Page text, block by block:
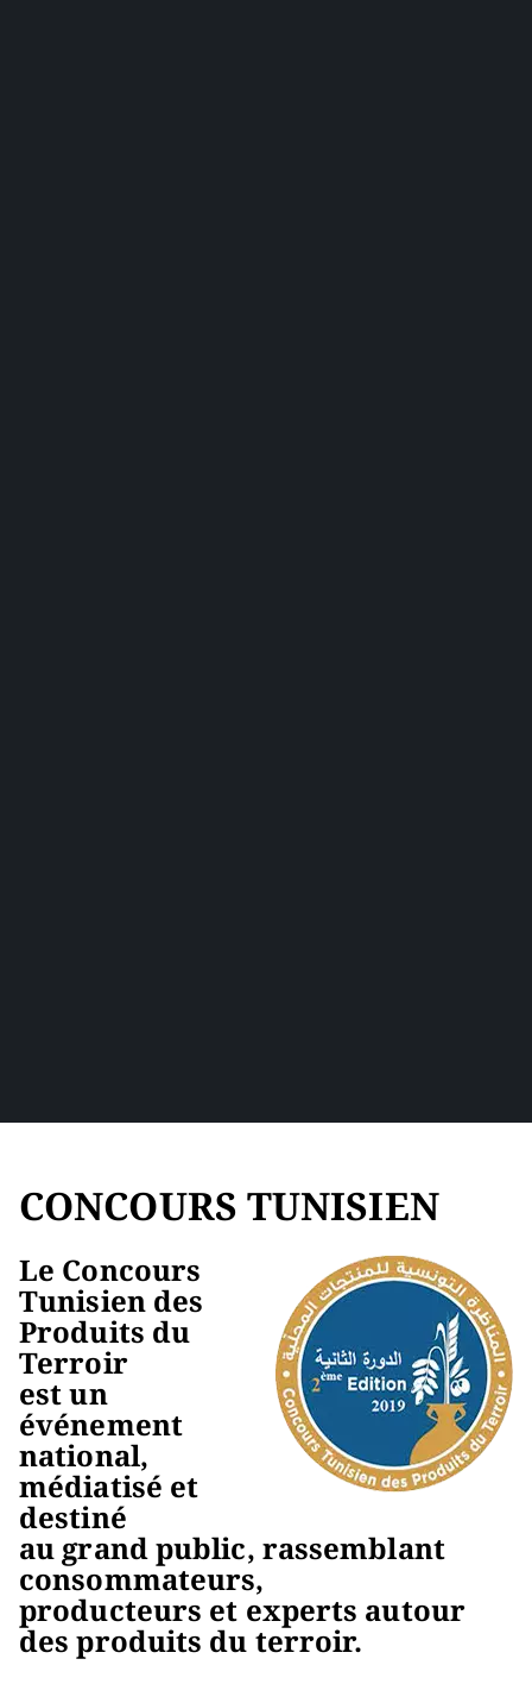
CONCOURS TUNISIEN
Le Concours
Tunisien des
Produits du
Terroir
est un
événement
national,
médiatisé et
destiné
au grand public, rassemblant
consommateurs,
producteurs et experts autour
des produits du terroir.